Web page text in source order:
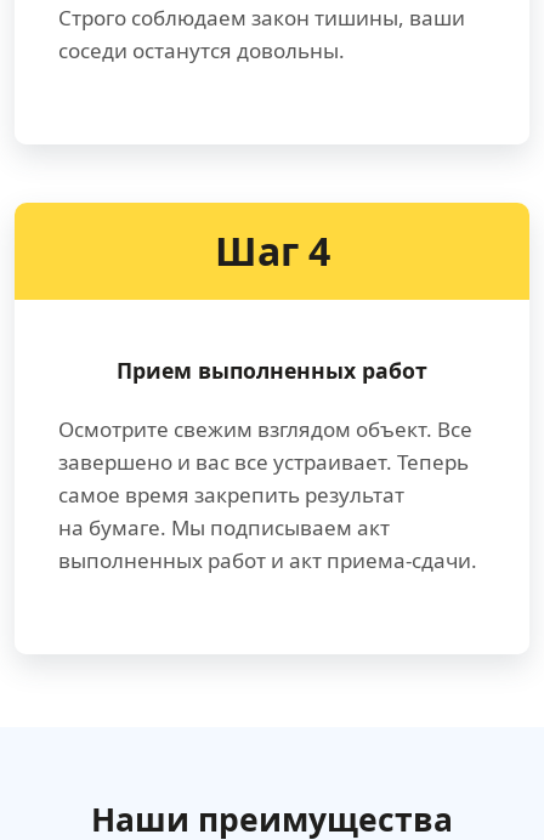
Строго соблюдаем закон тишины, ваши
соседи останутся довольны.
Шаг 4
Прием выполненных работ
Осмотрите свежим взглядом объект. Все
завершено и вас все устраивает. Теперь
самое время закрепить результат
на бумаге. Мы подписываем акт
выполненных работ и акт приема-сдачи.
Наши преимущества